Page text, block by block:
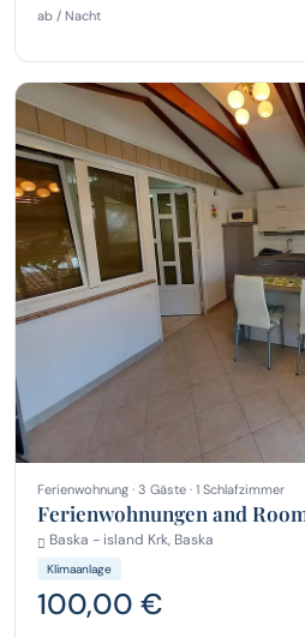
ab / Nacht
Ferienwohnung · 3 Gäste · 1 Schlafzimmer
Ferienwohnungen and
Baska - island Krk, Baska
Klimaanlage
100,00 €